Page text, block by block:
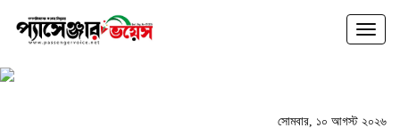
সোমবার, ১০ আগস্ট ২০২৬